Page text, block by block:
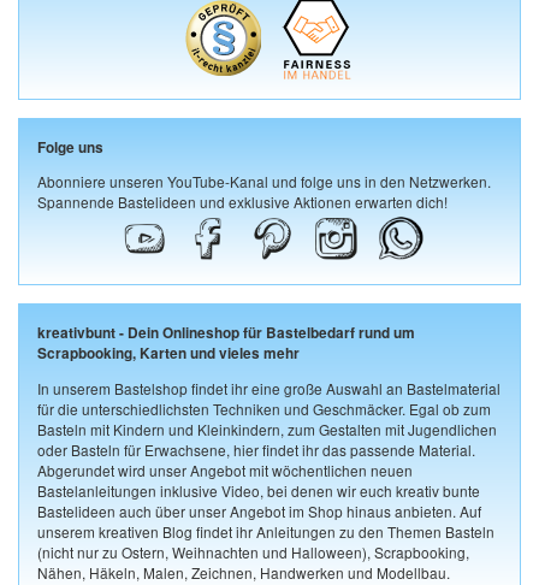
Folge uns
Abonniere unseren YouTube-Kanal und folge uns in den Netzwerken.
Spannende Bastelideen und exklusive Aktionen erwarten dich!
kreativbunt - Dein Onlineshop für Bastelbedarf rund um
Scrapbooking, Karten und vieles mehr
In unserem Bastelshop findet ihr eine große Auswahl an Bastelmaterial
für die unterschiedlichsten Techniken und Geschmäcker. Egal ob zum
Basteln mit Kindern und Kleinkindern, zum Gestalten mit Jugendlichen
oder Basteln für Erwachsene, hier findet ihr das passende Material.
Abgerundet wird unser Angebot mit wöchentlichen neuen
Bastelanleitungen inklusive Video, bei denen wir euch kreativ bunte
Bastelideen auch über unser Angebot im Shop hinaus anbieten. Auf
unserem kreativen Blog findet ihr Anleitungen zu den Themen Basteln
(nicht nur zu Ostern, Weihnachten und Halloween), Scrapbooking,
Nähen, Häkeln, Malen, Zeichnen, Handwerken und Modellbau.